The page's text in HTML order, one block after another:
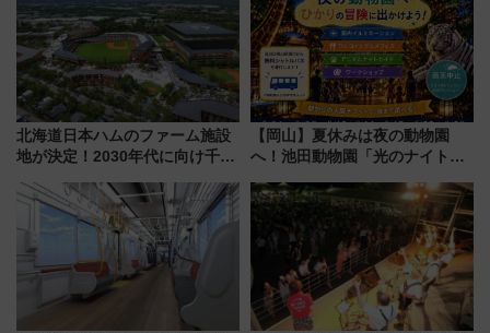
催】
北海道日本ハムのファーム施設
地が決定！2030年代に向け千歳
【岡山】夏休みは夜の動物園
へ！池田動物園「光のナイトズ
な夜